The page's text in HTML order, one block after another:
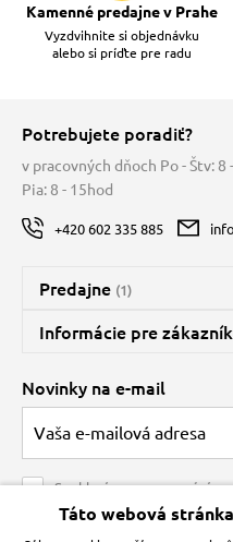
Kamenné predajne v Prahe
Vyzdvihnite si objednávku
alebo si príďte pre radu
Potrebujete poradiť?
v pracovných dňoch Po - Štv: 8
Pia: 8 - 15hod
+420 602 335 885
Predajne (1)
Predajňa a sklad Kbely
nes máme otvorené
Informácie pre
O spoločnosti
Veľkoobchod
Obchodné podmienky
Kontakt
Novinky na e-mail
Souhlasím se zpracováním
ochrany osobních údajů
Táto webová